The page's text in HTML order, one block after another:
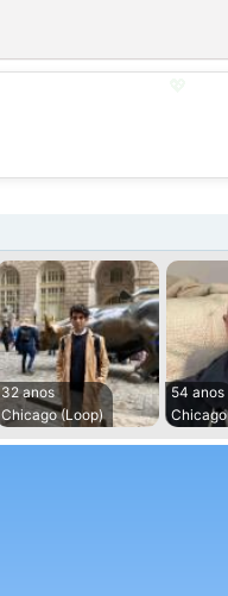
32 anos
Chicago (Loop)
54 anos
Chicago